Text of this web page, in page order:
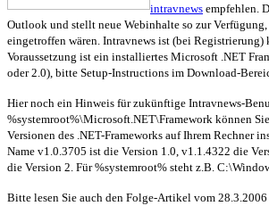
intravnews empfehlen.
Outlook und stellt neue Webinhalte so zur
eingetroffen wären. Intravnews ist (bei Registrierung)
Voraussetzung ist ein installiertes Microsoft .NET
oder 2.0), bitte Setup-Instructions im Download-
Hier noch ein Hinweis für zukünftige Intravnews-
%systemroot%\Microsoft.NET\Framework können
Versionen des .NET-Frameworks auf Ihrem Rechner
Name v1.0.3705 ist die Version 1.0, v1.1.4322 die
die Version 2. Für %systemroot% steht z.B.
Bitte lesen Sie auch den Folge-Artikel vom 28.3.2006